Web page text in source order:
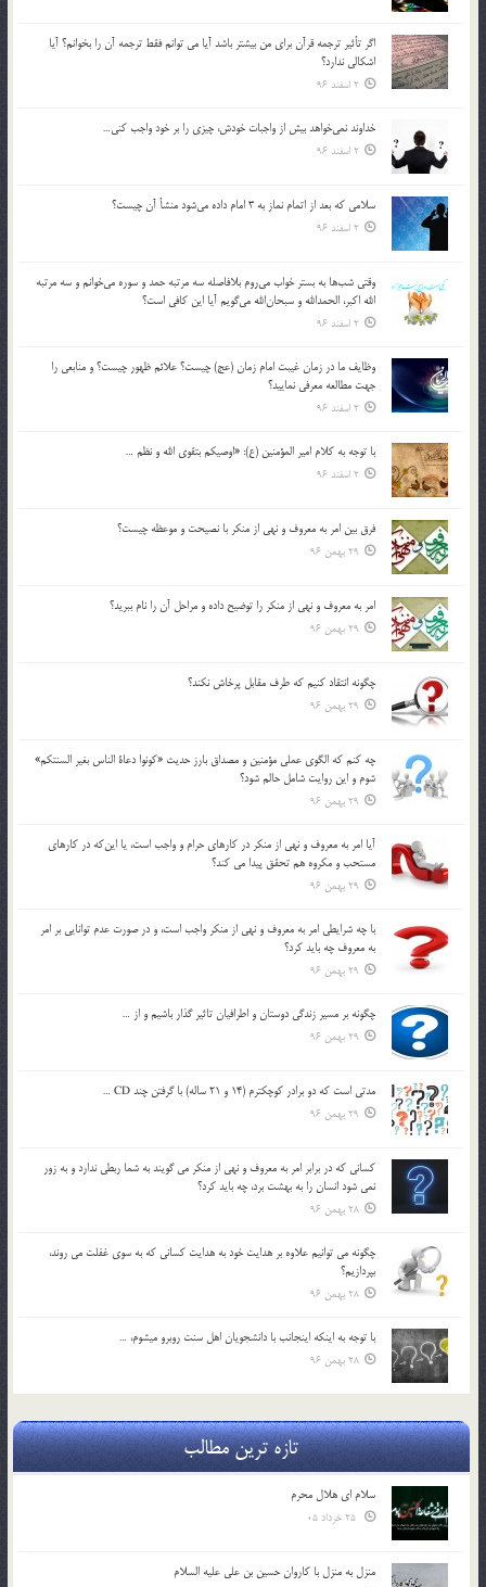
اگر تأثير ترجمه قرآن براي من بيشتر باشد آيا مي توانم فقط ترجمه آن را بخوانم؟ آيا
اشكالي ندارد؟
2 اسفند 96
خداوند نمي‌خواهد بيش از واجبات خودش، چيزي را بر خود واجب كني…
2 اسفند 96
سلامي كه بعد از اتمام نماز به 3 امام داده مي‌شود منشأ آن چيست؟
2 اسفند 96
وقتي شب‌ها به بستر خواب مي‌روم بلافاصله سه مرتبه حمد و سوره مي‌خوانم و سه مرتبه
الله اكبر، الحمدالله و سبحان‌الله مي‌گويم آيا اين كافي است؟
2 اسفند 96
وظايف ما در زمان غيبت امام زمان (عج) چيست؟ علائم ظهور چيست؟ و منابعي را
جهت مطالعه معرفي نماييد؟
2 اسفند 96
با توجه به كلام امير المؤمنين (ع): «اوصيكم بتقوي الله و نظم …
2 اسفند 96
فرق بين امر به معروف و نهي از منكر با نصيحت و موعظه چيست؟
29 بهمن 96
امر به معروف و نهي از منكر را توضيح داده و مراحل آن را نام ببريد؟
29 بهمن 96
چگونه انتقاد كنيم كه طرف مقابل پرخاش نكند؟
29 بهمن 96
چه كنم كه الگوي عملي مؤمنين و مصداق بارز حديث «كونوا دعاة الناس بغير السنتكم»
شوم و اين روايت شامل حالم شود؟
29 بهمن 96
آيا امر به معروف و نهي از منكر در كارهاي حرام و واجب است، يا اين‌كه در كارهاي
مستحب و مكروه هم تحقق پيدا مي كند؟
29 بهمن 96
با چه شرايطي امر به معروف و نهي از منکر واجب است، و در صورت عدم توانايي بر امر
به معروف چه بايد کرد؟
29 بهمن 96
چگونه بر مسير زندگي دوستان و اطرافيان تاثير گذار باشيم و از …
29 بهمن 96
مدتي است كه دو برادر كوچكترم (14 و 21 ساله) با گرفتن چند CD …
29 بهمن 96
كساني كه در برابر امر به معروف و نهي از منكر مي گويند به شما ربطي ندارد و به زور
نمي شود انسان را به بهشت برد، چه بايد كرد؟
28 بهمن 96
چگونه مي توانيم علاوه بر هدايت خود به هدايت كساني كه به سوي غفلت مي روند،
بپردازيم؟
28 بهمن 96
با توجه به اينكه اينجانب با دانشجويان اهل سنت روبرو مي‎شوم، …
28 بهمن 96
تازه ترین مطالب
سلام ای هلال محرم
منزل به منزل با کاروان حسین بن علی علیه السلام